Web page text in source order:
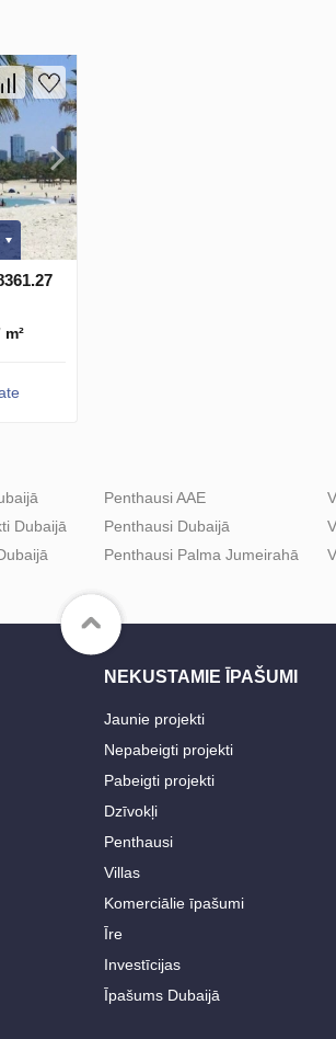
m²
Dubaijā
Penthausi AAE
Penthausi Dubaijā
Penthausi Palma Jumeirahā
NEKUSTAMIE ĪPAŠUMI
Jaunie projekti
Nepabeigti projekti
Pabeigti projekti
Dzīvokļi
Penthausi
Villas
Komerciālie īpašumi
Īre
Investīcijas
Īpašums Dubaijā